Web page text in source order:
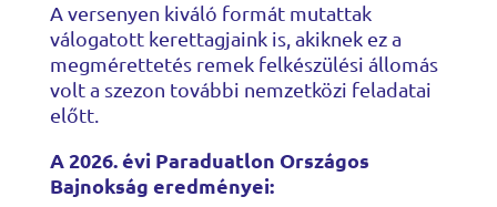
A versenyen kiváló formát mutattak
válogatott kerettagjaink is, akiknek ez a
megmérettetés remek felkészülési állomás
volt a szezon további nemzetközi feladatai
előtt.
A 2026. évi Paraduatlon Országos
Bajnokság eredményei: